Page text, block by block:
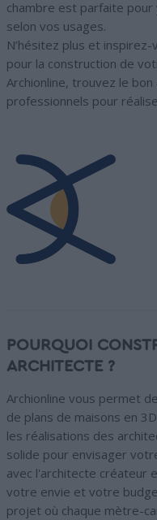
chambre est parfaite pour
selon vos usages.
N’hésitez plus et
pour la construction de
Archionline, trouvez le
professionnels pour
POURQUOI
ARCHITECTE ?
Archionline vous permet
de plans de maisons en
les réalisations des
solide pour envisager
avec l'architecte créateur
votre envie et votre
projet où chaque mètre-